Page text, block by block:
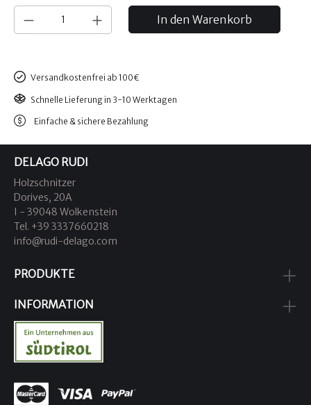
In den Warenkorb
Versandkostenfrei ab 100€
Schnelle Lieferung in 3-10 Werktagen
Einfache & sichere Bezahlung
DELAGO RUDI
Holzschnitzer
Dorives, 20A
I - 39048 Wolkenstein
Tel. +39 3337660218
info@rudi-delago.com
PRODUKTE
INFORMATION